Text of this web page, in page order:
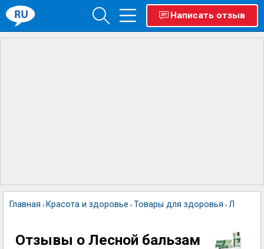
Написать отзыв
Главная › Красота и здоровье › Товары для здоровья › Лесной
Отзывы о Лесной бальзам